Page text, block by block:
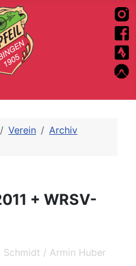
Verein
Archiv
+ WRSV-
Schmidt / Armin Huber